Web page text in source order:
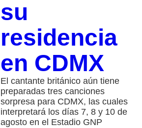
su
residencia
en CDMX
El cantante británico aún tiene
preparadas tres canciones
sorpresa para CDMX, las cuales
interpretará los días 7, 8 y 10 de
agosto en el Estadio GNP